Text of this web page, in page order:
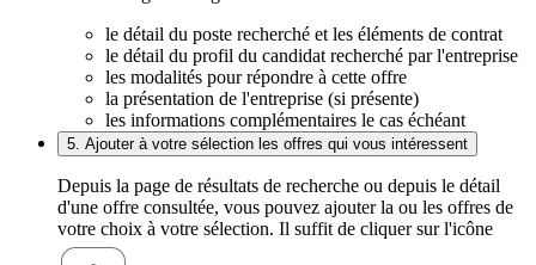
le détail du poste recherché et les éléments de contrat
le détail du profil du candidat recherché par l'entreprise
les modalités pour répondre à cette offre
la présentation de l'entreprise (si présente)
les informations complémentaires le cas échéant
5. Ajouter à votre sélection les offres qui vous intéressent
Depuis la page de résultats de recherche ou depuis le détail
d'une offre consultée, vous pouvez ajouter la ou les offres de
votre choix à votre sélection. Il suffit de cliquer sur l'icône